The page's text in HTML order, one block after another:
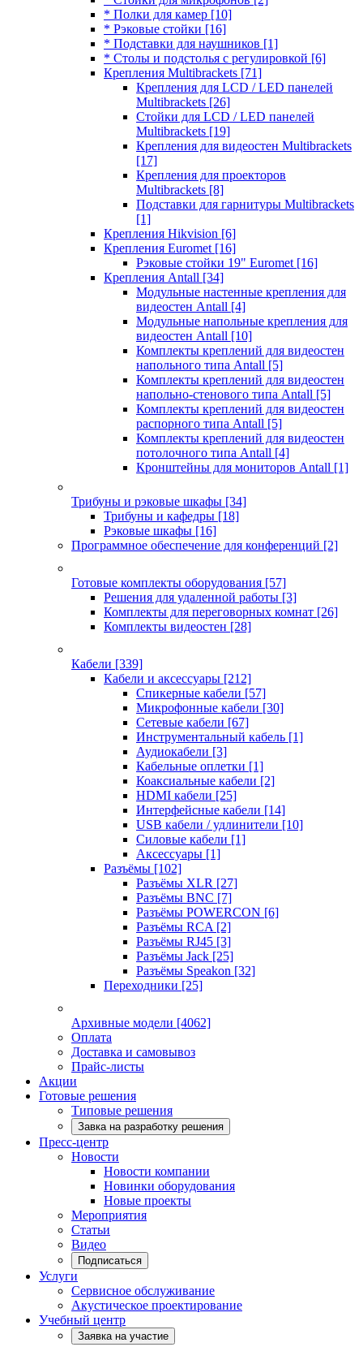
* Полки для камер [10]
* Рэковые стойки [16]
* Подставки для наушников [1]
* Столы и подстолья с регулировкой [6]
Крепления Multibrackets [71]
Крепления для LCD / LED панелей
Multibrackets [26]
Стойки для LCD / LED панелей
Multibrackets [19]
Крепления для видеостен Multibrackets
[17]
Крепления для проекторов
Multibrackets [8]
Подставки для гарнитуры Multibrackets
[1]
Крепления Hikvision [6]
Крепления Euromet [16]
Рэковые стойки 19" Euromet [16]
Крепления Antall [34]
Модульные настенные крепления для
видеостен Antall [4]
Модульные напольные крепления для
видеостен Antall [10]
Комплекты креплений для видеостен
напольного типа Antall [5]
Комплекты креплений для видеостен
напольно-стенового типа Antall [5]
Комплекты креплений для видеостен
распорного типа Antall [5]
Комплекты креплений для видеостен
потолочного типа Antall [4]
Кронштейны для мониторов Antall [1]
Трибуны и рэковые шкафы [34]
Трибуны и кафедры [18]
Рэковые шкафы [16]
Программное обеспечение для конференций [2]
Готовые комплекты оборудования [57]
Решения для удаленной работы [3]
Комплекты для переговорных комнат [26]
Комплекты видеостен [28]
Кабели [339]
Кабели и аксессуары [212]
Спикерные кабели [57]
Микрофонные кабели [30]
Сетевые кабели [67]
Инструментальный кабель [1]
Аудиокабели [3]
Кабельные оплетки [1]
Коаксиальные кабели [2]
HDMI кабели [25]
Интерфейсные кабели [14]
USB кабели / удлинители [10]
Силовые кабели [1]
Аксессуары [1]
Разъёмы [102]
Разъёмы XLR [27]
Разъёмы BNC [7]
Разъёмы POWERCON [6]
Разъёмы RCA [2]
Разъёмы RJ45 [3]
Разъёмы Jack [25]
Разъёмы Speakon [32]
Переходники [25]
Архивные модели [4062]
Оплата
Доставка и самовывоз
Прайс-листы
Акции
Готовые решения
Типовые решения
Завка на разработку решения
Пресс-центр
Новости
Новости компании
Новинки оборудования
Новые проекты
Мероприятия
Статьи
Видео
Подписаться
Услуги
Сервисное обслуживание
Акустическое проектирование
Учебный центр
Заявка на участие